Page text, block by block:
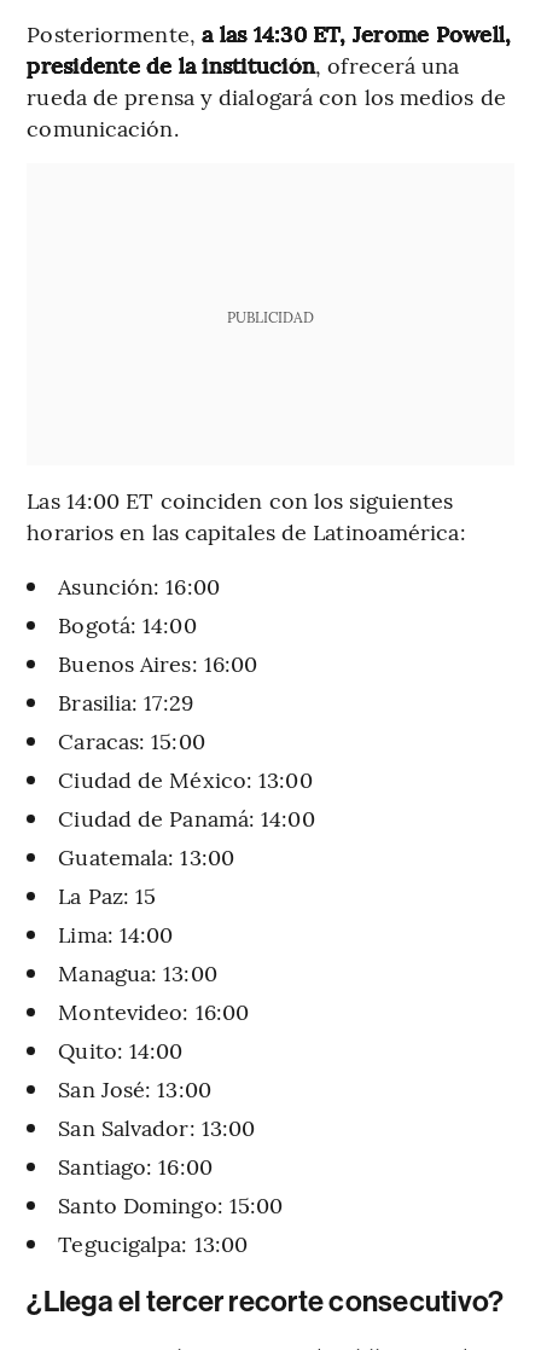
Posteriormente, a las 14:30 ET, Jerome Powell,
presidente de la institución, ofrecerá una
rueda de prensa y dialogará con los medios de
comunicación.
PUBLICIDAD
Las 14:00 ET coinciden con los siguientes
horarios en las capitales de Latinoamérica:
Asunción: 16:00
Bogotá: 14:00
Buenos Aires: 16:00
Brasilia: 17:29
Caracas: 15:00
Ciudad de México: 13:00
Ciudad de Panamá: 14:00
Guatemala: 13:00
La Paz: 15
Lima: 14:00
Managua: 13:00
Montevideo: 16:00
Quito: 14:00
San José: 13:00
San Salvador: 13:00
Santiago: 16:00
Santo Domingo: 15:00
Tegucigalpa: 13:00
¿Llega el tercer recorte consecutivo?